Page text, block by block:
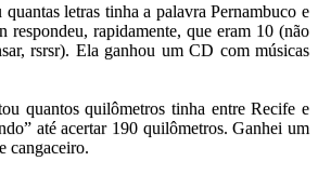
letras tinha a palavra Pernambuco e
respondeu, rapidamente, que eram 10 (não
rsrsr). Ela ganhou um CD com músicas
quantos quilômetros tinha entre Recife e
até acertar 190 quilômetros. Ganhei um
cangaceiro.